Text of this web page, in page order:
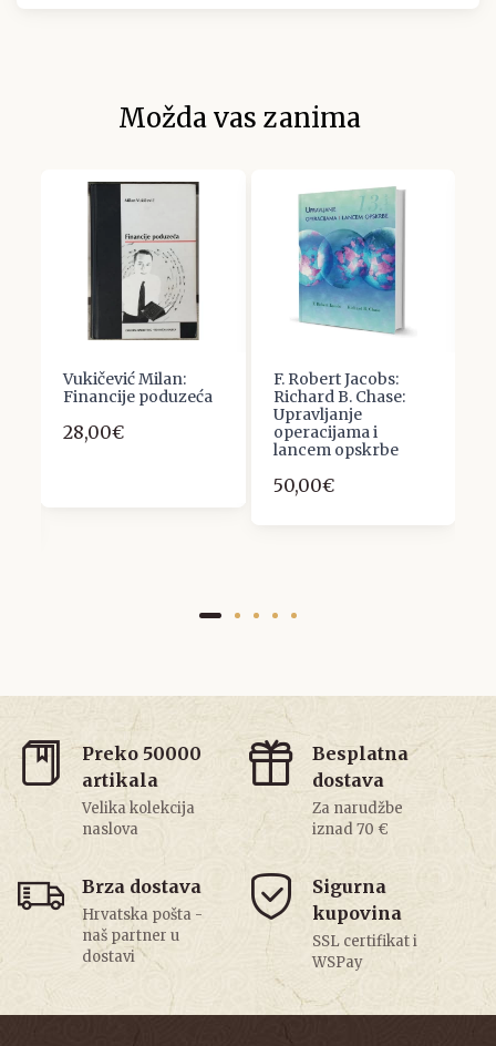
Možda vas zanima
Vukičević Milan:
Financije poduzeća
28,00€
F. Robert Jacobs:
Richard B. Chase:
Upravljanje
operacijama i
lancem opskrbe
50,00€
Preko 50000
artikala
Velika kolekcija
naslova
Besplatna
dostava
Za narudžbe
iznad 70 €
Brza dostava
Hrvatska pošta -
naš partner u
dostavi
Sigurna
kupovina
SSL certifikat i
WSPay